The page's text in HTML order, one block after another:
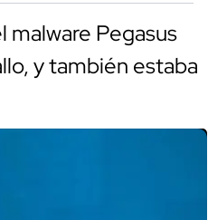
Pegasus
y también estaba